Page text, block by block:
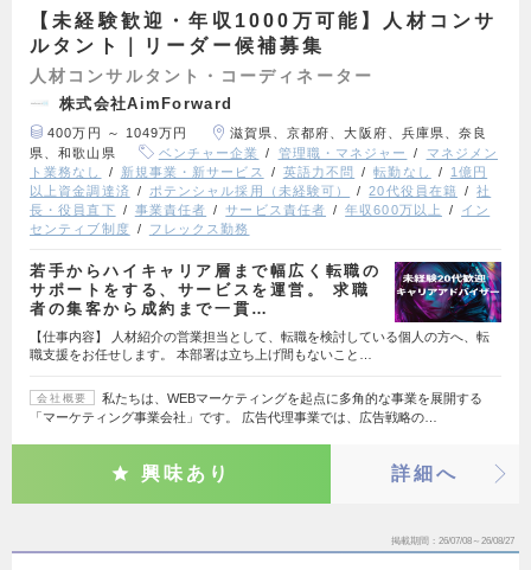
【未経験歓迎・年収1000万可能】人材コンサ
ルタント｜リーダー候補募集
人材コンサルタント・コーディネーター
株式会社AimForward
400万円 ～ 1049万円
滋賀県、京都府、大阪府、兵庫県、奈良
県、和歌山県
ベンチャー企業 管理職・マネジャー
マネジメン
ト業務なし
新規事業・新サービス 英語力不問 転勤なし
1億円
以上資金調達済
ポテンシャル採用（未経験可） 20代役員在籍
社
長・役員直下
事業責任者 サービス責任者 年収600万以上
イン
センティブ制度
フレックス勤務
若手からハイキャリア層まで幅広く転職の
サポートをする、サービスを運営。 求職
者の集客から成約まで一貫…
【仕事内容】 人材紹介の営業担当として、転職を検討している個人の方へ、転
職支援をお任せします。 本部署は立ち上げ間もないこと…
会社概要
私たちは、WEBマーケティングを起点に多角的な事業を展開する
「マーケティング事業会社」です。 広告代理事業では、広告戦略の…
興味あり 詳細へ
掲載期間 26/07/08～26/08/27